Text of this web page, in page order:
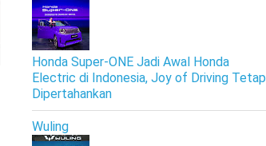
Honda Super-ONE Jadi Awal Honda
Electric di Indonesia, Joy of Driving Tetap
Dipertahankan
Wuling